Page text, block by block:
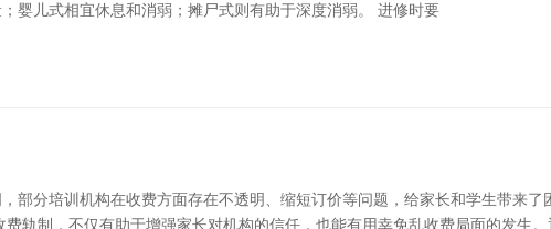
婴儿式相宜休息和消弱；摊尸式则有助于深度消弱。 进修时要
部分培训机构在收费方面存在不透明、缩短订价等问题，给家长和学生带来
轨制，不仅有助于增强家长对机构的信任，也能有用幸免乱收费局面的发生